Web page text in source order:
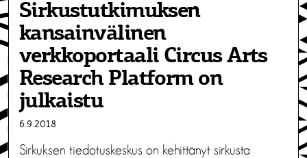
Sirkustutkimuksen
kansainvälinen
verkkoportaali Circus Arts
Research Platform on
julkaistu
6.9.2018
Sirkuksen tiedotuskeskus on kehittänyt sirkusta